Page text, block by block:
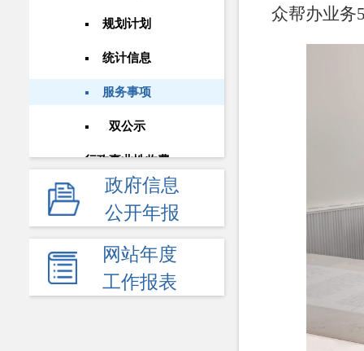
规划计划
统计信息
服务事项
双公示
行政事业性收费
政府采购
重大建设项目
民生领域
应急管理
政府信息
公开年报
网站年度
工作报表
众帮办业务